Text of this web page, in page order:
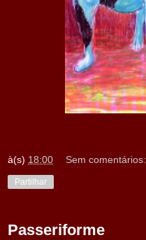
à(s) 18:00 Sem comentários:
Partilhar
Passeriforme